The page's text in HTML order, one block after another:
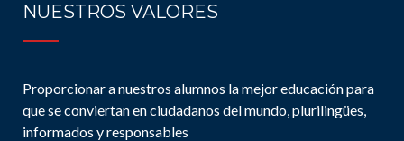
NUESTROS VALORES
Proporcionar a nuestros alumnos la mejor educación para
que se conviertan en ciudadanos del mundo, plurilingües,
informados y responsables